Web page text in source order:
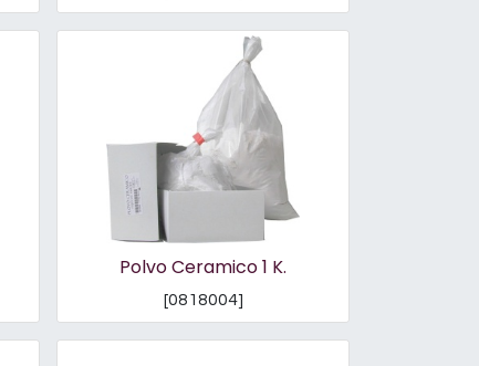
Polvo Ceramico 1 K.
[0818004]